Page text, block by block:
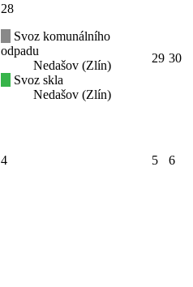
28
Svoz komunálního
odpadu
Nedašov (Zlín)
Svoz skla
Nedašov (Zlín)
29 30
4 5 6